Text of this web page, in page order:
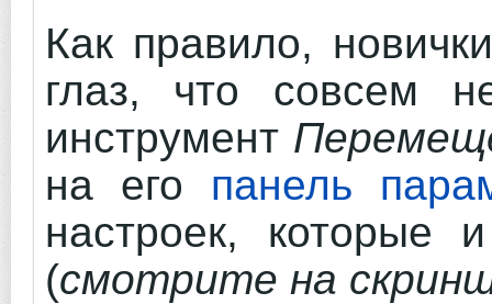
Как правило,
глаз, что совсем
инструмент
на его панель
настроек, которые
(смотрите на